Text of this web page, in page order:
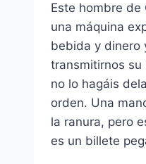
Este hombre de
una máquina
bebida y dinero
transmitirnos
no lo hagáis
orden. Una
la ranura, pero
es un billete